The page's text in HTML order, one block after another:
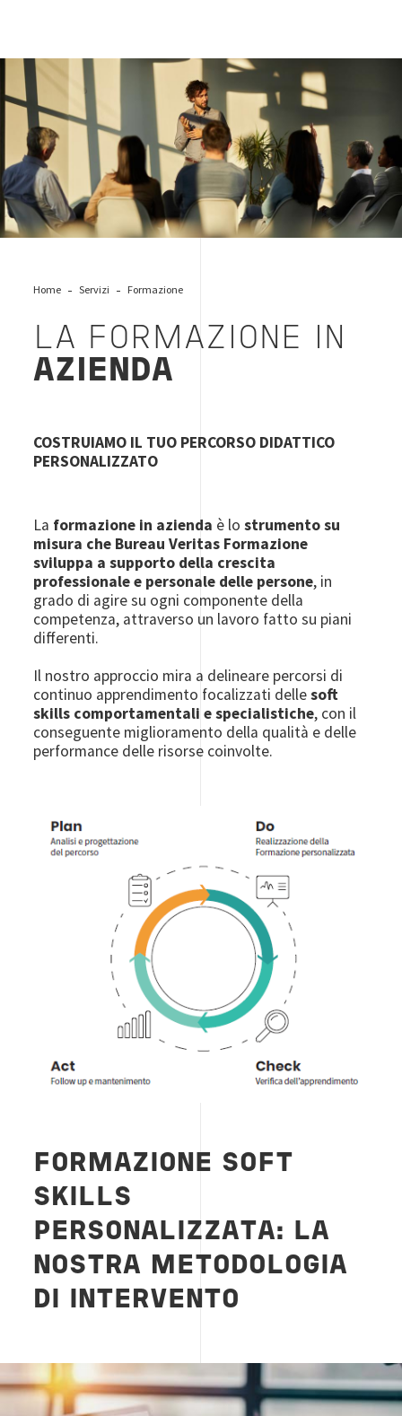
soft-skills-aula-azienda
Home Servizi Formazione
LA FORMAZIONE IN
AZIENDA
COSTRUIAMO IL TUO PERCORSO DIDATTICO
PERSONALIZZATO
La formazione in azienda è lostrumento su
misura che Bureau Veritas Formazione
sviluppa a supporto della crescita
professionale e personale delle persone, in
grado di agire su ogni componente della
competenza, attraverso un lavoro fatto su piani
differenti.
Il nostro approccio mira a delineare percorsi di
continuo apprendimento focalizzati dellesoft
skills comportamentali e specialistiche, con il
conseguente miglioramento della qualità e delle
performance delle risorse coinvolte.
FORMAZIONE SOFT
SKILLS
PERSONALIZZATA: LA
NOSTRA METODOLOGIA
DI INTERVENTO